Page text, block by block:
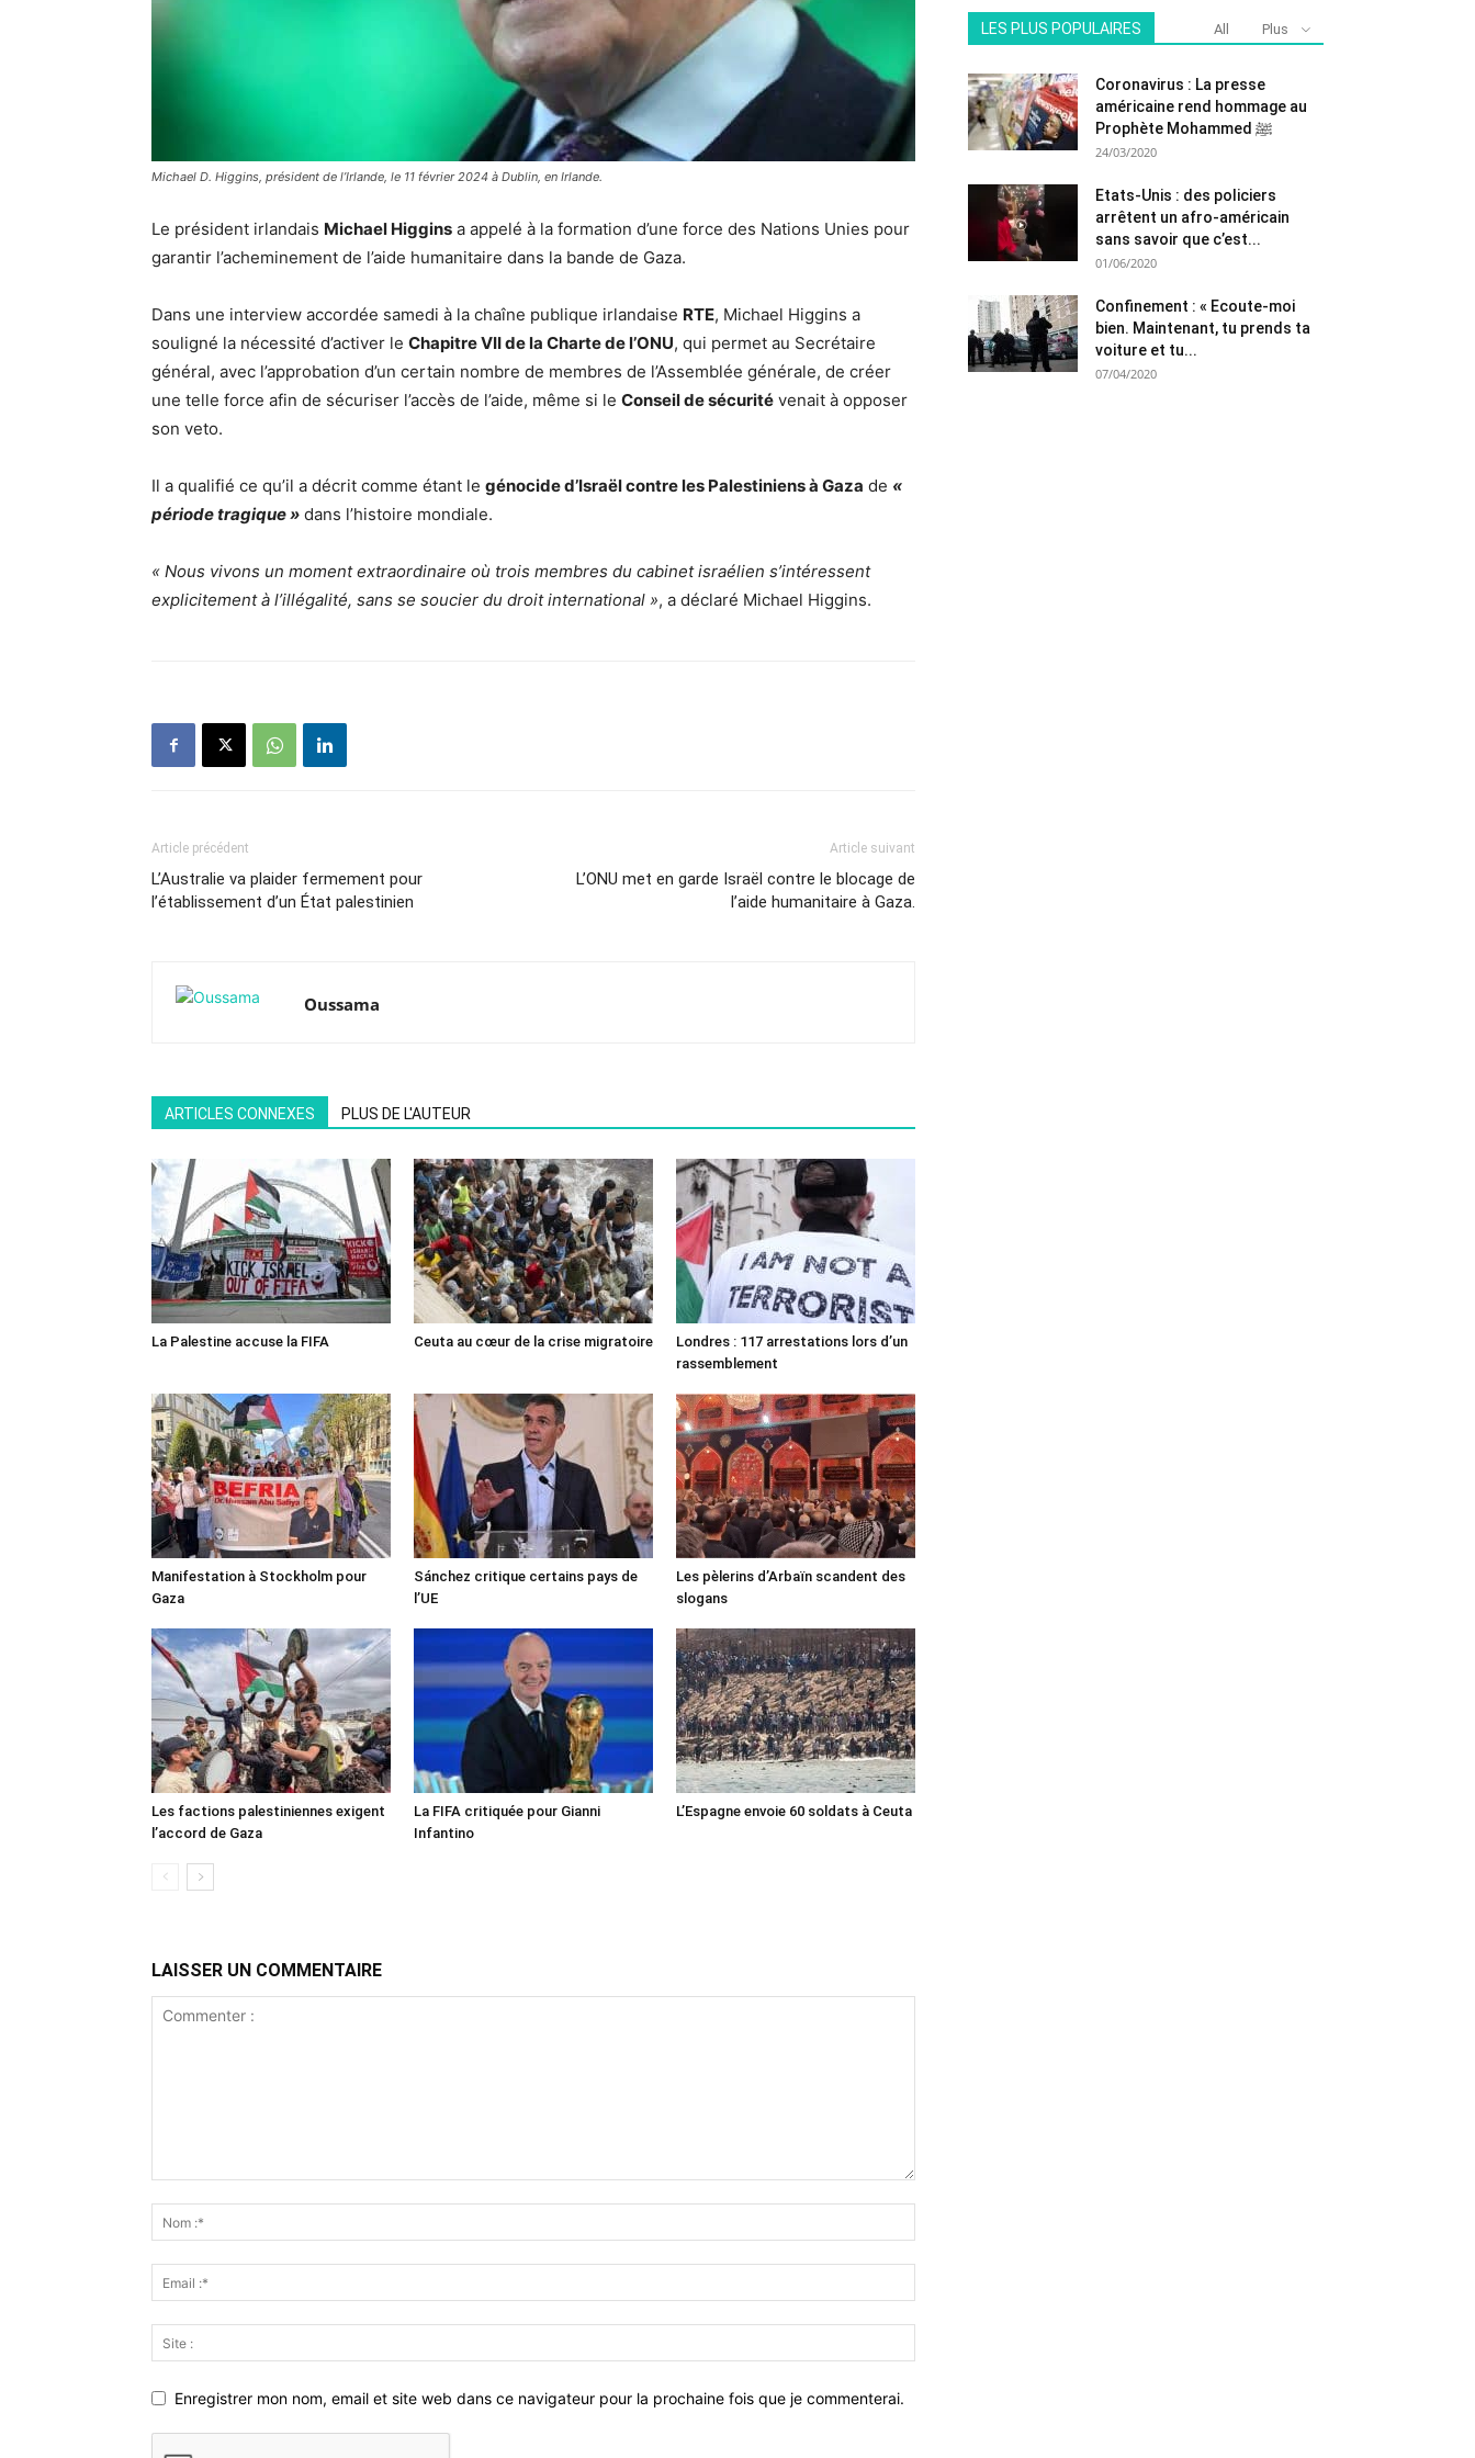
Michael D. Higgins, président de l’Irlande, le 11 février 2024 à Dublin, en Irlande.
Le président irlandais Michael Higgins a appelé à la formation d’une force des Nations Unies pour
garantir l’acheminement de l’aide humanitaire dans la bande de Gaza.
Dans une interview accordée samedi à la chaîne publique irlandaise RTE, Michael Higgins a
souligné la nécessité d’activer le Chapitre VII de la Charte de l’ONU, qui permet au Secrétaire
général, avec l’approbation d’un certain nombre de membres de l’Assemblée générale, de créer
une telle force afin de sécuriser l’accès de l’aide, même si le Conseil de sécurité venait à opposer
son veto.
Il a qualifié ce qu’il a décrit comme étant le génocide d’Israël contre les Palestiniens à Gaza de «
période tragique » dans l’histoire mondiale.
« Nous vivons un moment extraordinaire où trois membres du cabinet israélien s’intéressent
explicitement à l’illégalité, sans se soucier du droit international », a déclaré Michael Higgins.
Article précédent
L’Australie va plaider fermement pour
l’établissement d’un État palestinien
Article suivant
L’ONU met en garde Israël contre le blocage de
l’aide humanitaire à Gaza.
Oussama
ARTICLES CONNEXES PLUS DE L'AUTEUR
La Palestine accuse la FIFA Ceuta au cœur de la crise migratoire
Londres : 117 arrestations lors d’un
rassemblement
Manifestation à Stockholm pour
Gaza
Sánchez critique certains pays de
l’UE
Les pèlerins d’Arbaïn scandent des
slogans
Les factions palestiniennes exigent
l’accord de Gaza
La FIFA critiquée pour Gianni
Infantino
L’Espagne envoie 60 soldats à Ceuta
LAISSER UN COMMENTAIRE
Enregistrer mon nom, email et site web dans ce navigateur pour la prochaine fois que je commenterai.
LES PLUS POPULAIRES All Plus
Coronavirus : La presse
américaine rend hommage au
Prophète Mohammed ﷺ
24/03/2020
Etats-Unis : des policiers
arrêtent un afro-américain
sans savoir que c’est...
01/06/2020
Confinement : « Ecoute-moi
bien. Maintenant, tu prends ta
voiture et tu...
07/04/2020